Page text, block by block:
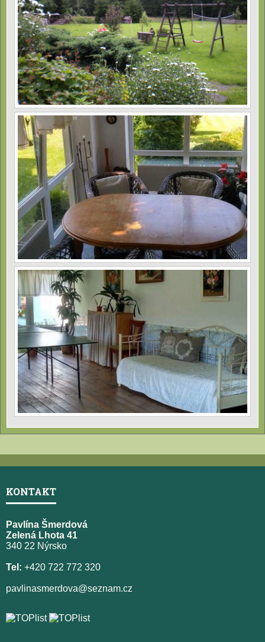
KONTAKT
Pavlína Šmerdová
Zelená Lhota 41
340 22 Nýrsko
Tel: +420 722 772 320
pavlinasmerdova@seznam.cz